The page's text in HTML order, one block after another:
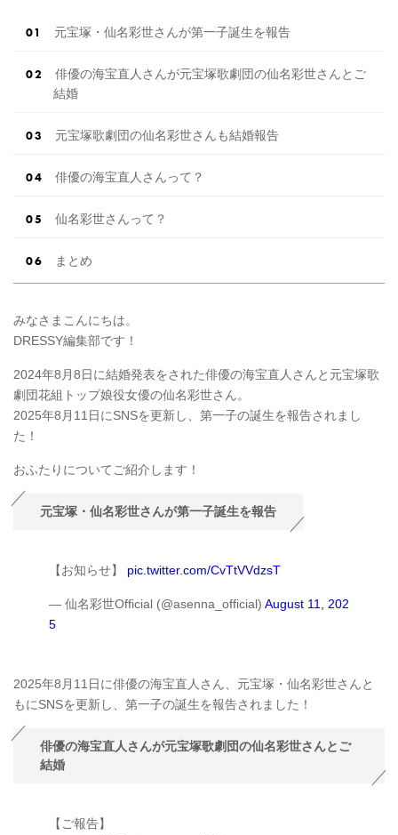
元宝塚・仙名彩世さんが第一子誕生を報告
俳優の海宝直人さんが元宝塚歌劇団の仙名彩世さんとご
結婚
元宝塚歌劇団の仙名彩世さんも結婚報告
俳優の海宝直人さんって？
仙名彩世さんって？
まとめ
みなさまこんにちは。
DRESSY編集部です！
2024年8月8日に結婚発表をされた俳優の海宝直人さんと元宝塚歌
劇団花組トップ娘役女優の仙名彩世さん。
2025年8月11日にSNSを更新し、第一子の誕生を報告されまし
た！
おふたりについてご紹介します！
元宝塚・仙名彩世さんが第一子誕生を報告
【お知らせ】 pic.twitter.com/CvTtVVdzsT
— 仙名彩世Official (@asenna_official) August 11, 202
5
2025年8月11日に俳優の海宝直人さん、元宝塚・仙名彩世さんと
もにSNSを更新し、第一子の誕生を報告されました！
俳優の海宝直人さんが元宝塚歌劇団の仙名彩世さんとご
結婚
【ご報告】